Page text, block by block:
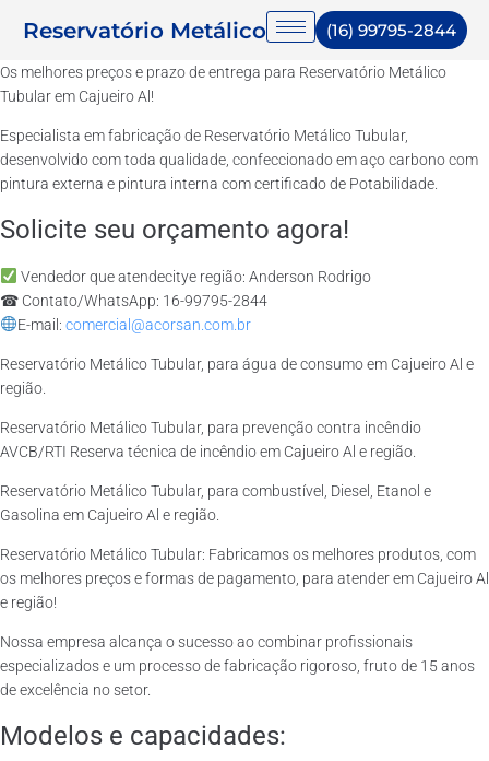
Reservatório Metálico (16) 99795-2844
Os melhores preços e prazo de entrega para Reservatório Metálico
Tubular em Cajueiro Al!
Especialista em fabricação de Reservatório Metálico Tubular,
desenvolvido com toda qualidade, confeccionado em aço carbono com
pintura externa e pintura interna com certificado de Potabilidade.
Solicite seu orçamento agora!
Vendedor que atendecitye região: Anderson Rodrigo
☎ Contato/WhatsApp: 16-99795-2844
E-mail: comercial@acorsan.com.br
Reservatório Metálico Tubular, para água de consumo em Cajueiro Al e
região.
Reservatório Metálico Tubular, para prevenção contra incêndio
AVCB/RTI Reserva técnica de incêndio em Cajueiro Al e região.
Reservatório Metálico Tubular, para combustível, Diesel, Etanol e
Gasolina em Cajueiro Al e região.
Reservatório Metálico Tubular: Fabricamos os melhores produtos, com
os melhores preços e formas de pagamento, para atender em Cajueiro Al
e região!
Nossa empresa alcança o sucesso ao combinar profissionais
especializados e um processo de fabricação rigoroso, fruto de 15 anos
de excelência no setor.
Modelos e capacidades: